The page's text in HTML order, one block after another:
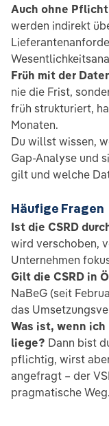
Auch ohne
werden indirekt
Früh mit der
nie die Frist,
früh strukturiert,
Monaten.
Du willst wissen,
Gap-Analyse und
gilt und welche
Häufige Fragen
Ist die CSRD
wird verschoben,
Unternehmen
Gilt die CSRD in
NaBeG (seit
das
Was ist, wenn
liege? Dann bist
pflichtig, wirst
angefragt – der
pragmatische Weg.